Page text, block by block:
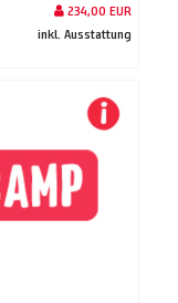
234,00 EUR
inkl. Ausstattung